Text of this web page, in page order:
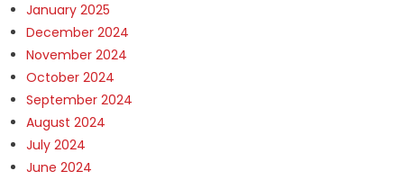
January 2025
December 2024
November 2024
October 2024
September 2024
August 2024
July 2024
June 2024